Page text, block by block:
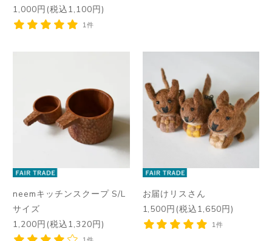
1,000円(税込1,100円)
1件
neemキッチンスクープ S/L
サイズ
1,200円(税込1,320円)
お届けリスさん
1,500円(税込1,650円)
1件